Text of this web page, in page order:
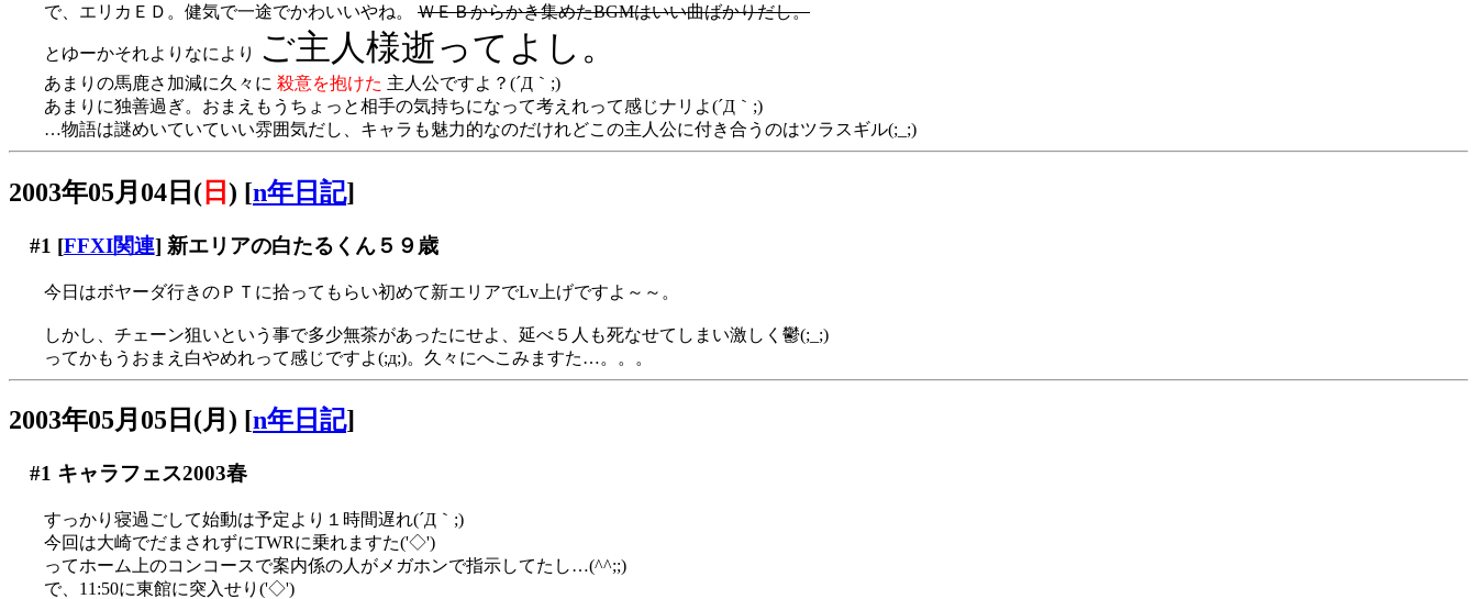
で、エリカＥＤ。健気で一途でかわいいやね。 ＷＥＢからかき集めたBGMはいい曲ばかりだし。
とゆーかそれよりなにより ご主人様逝ってよし。
あまりの馬鹿さ加減に久々に 殺意を抱けた 主人公ですよ？(´Д｀;)
あまりに独善過ぎ。おまえもうちょっと相手の気持ちになって考えれって感じナリよ(´Д｀;)
…物語は謎めいていていい雰囲気だし、キャラも魅力的なのだけれどこの主人公に付き合うのはツラスギル(;_;)
2003年05月04日( 日 ) [n年日記]
#1 [FFXI関連] 新エリアの白たるくん５９歳
今日はボヤーダ行きのＰＴに拾ってもらい初めて新エリアでLv上げですよ～～。
しかし、チェーン狙いという事で多少無茶があったにせよ、延べ５人も死なせてしまい激しく鬱(;_;)
ってかもうおまえ白やめれって感じですよ(;д;)。久々にへこみますた…。。。
2003年05月05日(月) [n年日記]
#1 キャラフェス2003春
すっかり寝過ごして始動は予定より１時間遅れ(´Д｀;)
今回は大崎でだまされずにTWRに乗れますた('◇')ゞ
ってホーム上のコンコースで案内係の人がメガホンで指示してたし…(^^;;)
で、11:50に東館に突入せり('◇')ゞ